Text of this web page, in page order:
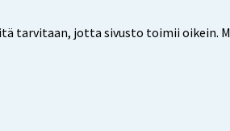
tarvitaan, jotta sivusto toimii oikein.